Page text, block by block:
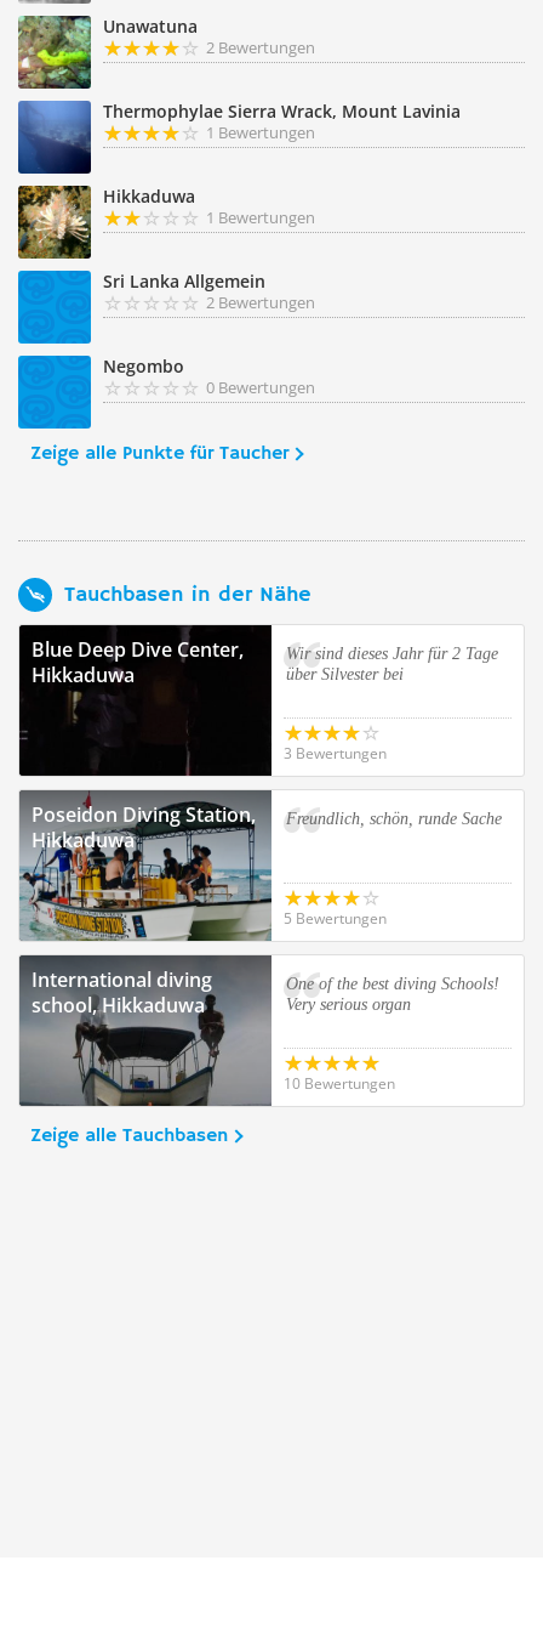
Unawatuna
2 Bewertungen
Thermophylae Sierra Wrack, Mount Lavinia
1 Bewertungen
Hikkaduwa
1 Bewertungen
Sri Lanka Allgemein
2 Bewertungen
Negombo
0 Bewertungen
Zeige alle Punkte für Taucher
Tauchbasen in der Nähe
Blue Deep Dive Center,
Hikkaduwa
Wir sind dieses Jahr für 2 Tage
über Silvester bei
3 Bewertungen
Poseidon Diving Station,
Hikkaduwa
Freundlich, schön, runde Sache
5 Bewertungen
International diving
school, Hikkaduwa
One of the best diving Schools!
Very serious organ
10 Bewertungen
Zeige alle Tauchbasen